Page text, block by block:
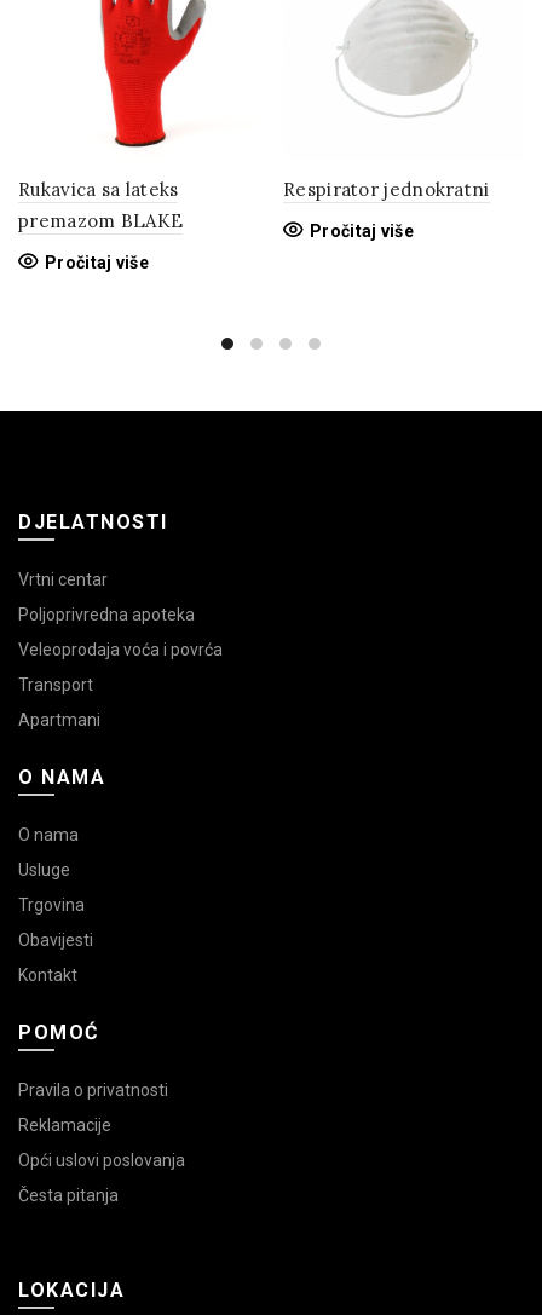
Rukavica sa lateks
premazom BLAKE
Pročitaj više
Respirator jednokratni
Pročitaj više
DJELATNOSTI
Vrtni centar
Poljoprivredna apoteka
Veleoprodaja voća i povrća
Transport
Apartmani
O NAMA
O nama
Usluge
Trgovina
Obavijesti
Kontakt
POMOĆ
Pravila o privatnosti
Reklamacije
Opći uslovi poslovanja
Česta pitanja
LOKACIJA